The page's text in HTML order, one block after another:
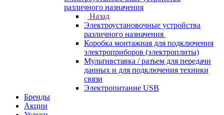
различного назначения
Назад
Электроустановочные устройства
различного назначения
Коробка монтажная для подключения
электроприборов (электроплиты)
Мультивставка / разъем для передачи
данных и для подключения техники
связи
Электропитание USB
Бренды
Акции